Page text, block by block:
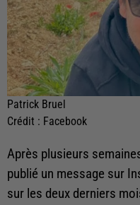
Patrick Bruel
Crédit : Facebook
Après plusieurs
publié un message sur
sur les deux derniers